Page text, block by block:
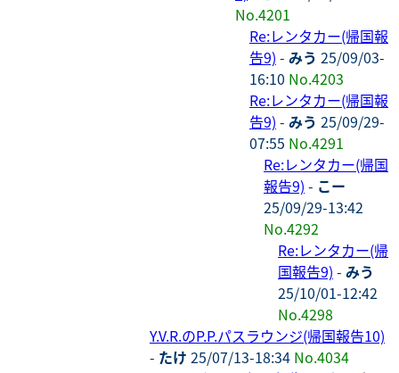
No.4201
Re:レンタカー(帰国報
告9) - みう 25/09/03-
16:10 No.4203
Re:レンタカー(帰国報
告9) - みう 25/09/29-
07:55 No.4291
Re:レンタカー(帰国
報告9) - こー
25/09/29-13:42
No.4292
Re:レンタカー(帰
国報告9) - みう
25/10/01-12:42
No.4298
Y.V.R.のP.P.パスラウンジ(帰国報告10)
- たけ 25/07/13-18:34 No.4034